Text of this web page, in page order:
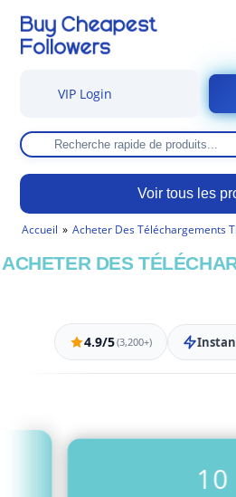
Voir tous les
VIP Login
Accueil Acheter Des Téléchargements
ACHETER DES
4.9/5(3,200+)
10